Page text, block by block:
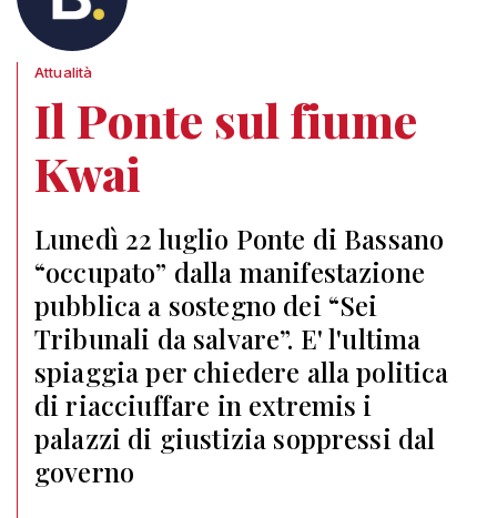
Attualità
Il Ponte sul fiume
Kwai
Lunedì 22 luglio Ponte di Bassano
“occupato” dalla manifestazione
pubblica a sostegno dei “Sei
Tribunali da salvare”. E' l'ultima
spiaggia per chiedere alla politica
di riacciuffare in extremis i
palazzi di giustizia soppressi dal
governo